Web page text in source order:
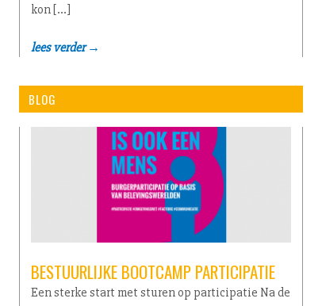
kon […]
lees verder →
BLOG
BESTUURLIJKE BOOTCAMP PARTICIPATIE
Een sterke start met sturen op participatie Na de